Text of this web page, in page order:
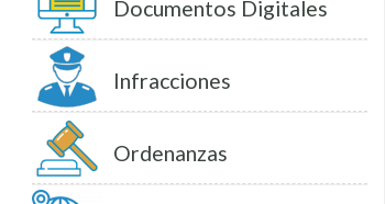
Documentos Digitales
Infracciones
Ordenanzas